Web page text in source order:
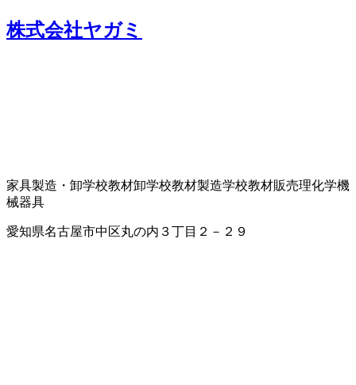
株式会社ヤガミ
家具製造・卸学校教材卸学校教材製造学校教材販売理化学機
械器具
愛知県名古屋市中区丸の内３丁目２－２９